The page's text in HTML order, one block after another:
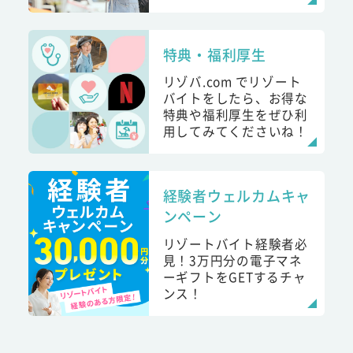
特典・福利厚生
リゾバ.com でリゾート
バイトをしたら、お得な
特典や福利厚生をぜひ利
用してみてくださいね！
経験者ウェルカムキャ
ンペーン
リゾートバイト経験者必
見！3万円分の電子マネ
ーギフトをGETするチャ
ンス！